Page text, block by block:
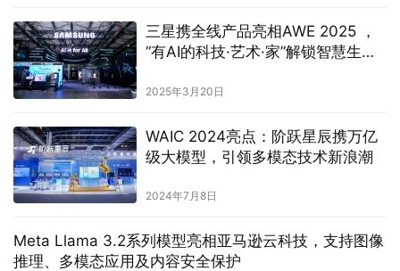
三星携全线产品亮相AWE 2025 ，
“有AI的科技·艺术·家”解锁智慧生活
2025年3月20日
WAIC 2024亮点：阶跃星辰携万亿
级大模型，引领多模态技术新浪潮
2024年7月8日
Meta Llama 3.2系列模型亮相亚马逊云科技，支持图像
推理、多模态应用及内容安全保护